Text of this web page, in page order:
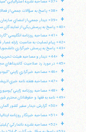
«37» مصاحبه نشريه استراليايي "سيدني مورنينگ هرالد"
+ «38» پاسخ به سؤالات جمعي از فعالان سياسي در مورد زندان و زندانيسياسي
+
«39» ديدار جمعي از اعضاي سازمان دانش آموختگان ايران (ادوار تحكيموحدت)
«40» پاسخ به پرسش يكي از نمايندگان مجلس شوراي اسلامي در مورد مشكلاتساختاري ايران
+
«41» مصاحبه روزنامه انگليسي "گاردين"
«42» پيام تسليت به مناسبت زلزله غمبار شهرستان بم
«43» پاسخ به پرسش خبرگزاري دانشجويان ايران (ايسنا)
+
«44» ديدار و مصاحبه هيئت تحريريه ماهنامه "نامه"
«45» در مورد رد صلاحيت كانديداهاي مجلس شوراي اسلامي
+ «46» مصاحبه خبرگزاري ژاپني "كيودو"
+ «47» مصاحبه هفته نامه خبري اتريشي "ورلاگزگروپ"
+
«48» مصاحبه روزنامه ژاپني "يوميوري"
«49» نامه به فقها و حقوقدانان محترم شوراي نگهبان
+ «50» گزارش ديدار سفير كشور آلمان در ايران
+ «51» مصاحبه خبرنگار روزنامه ايتاليايي "كريره دلايسرا"
+
«52» مصاحبه نشريه دانماركي "پليتيكن"
ایران
قم،
شماره ٨